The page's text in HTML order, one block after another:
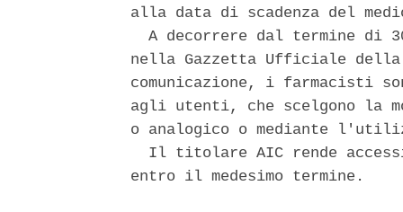
alla data di scadenza del
A decorrere dal termine di
nella Gazzetta Ufficiale
comunicazione, i farmacisti
agli utenti, che scelgono la
o analogico o mediante
Il titolare AIC rende
entro il medesimo termine.